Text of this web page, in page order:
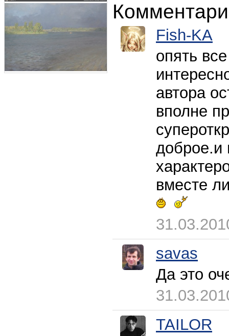
Fish-KA
опять
автора
вполне
доброе.и
вместе
savas
Да это
TAILOR